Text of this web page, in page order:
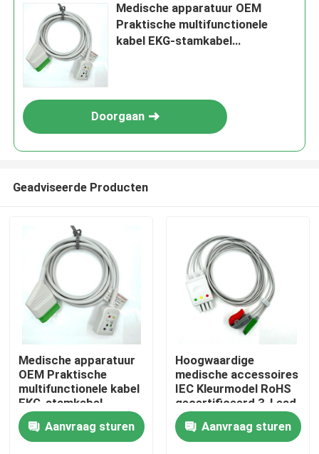
Medische apparatuur OEM
Praktische multifunctionele
kabel EKG-stamkabel
Doorgaan
Geadviseerde Producten
Medische apparatuur
OEM Praktische
multifunctionele kabel
EKG-stamkabel
Compatibel Nihon
KohdenAanvraag sturen
Hoogwaardige
medische accessoires
IEC Kleurmodel RoHS
gecertificeerd 3-Lead
Grabber ECG Leadwire
Compatibel Nihon
Kohden
Aanvraag sturen